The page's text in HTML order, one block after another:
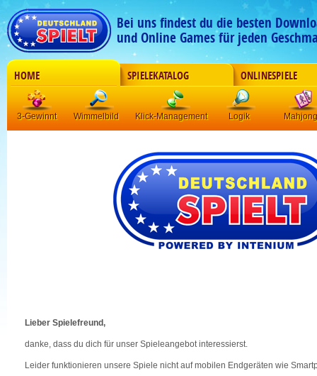
Bei uns findest du die besten
und Online Games für jeden
HOME SPIELEKATALOG ONLINESPIELE
3-Gewinnt Wimmelbild Klick-Management Logik Mahjong
Lieber Spielefreund,
danke, dass du dich für unser Spieleangebot interessierst.
Leider funktionieren unsere Spiele nicht auf mobilen Endgeräten wie